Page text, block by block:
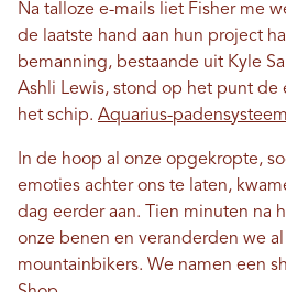
Na talloze e-mails liet Fisher me
de laatste hand aan hun project
bemanning, bestaande uit Kyle
Ashli ​​Lewis, stond op het punt de
het schip. Aquarius-padensysteem
In de hoop al onze opgekropte,
emoties achter ons te laten,
dag eerder aan. Tien minuten na
onze benen en veranderden we
mountainbikers. We namen een